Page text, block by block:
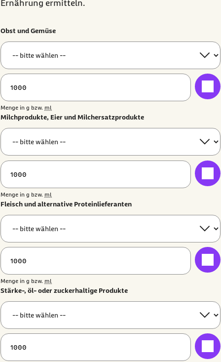
Ernährung ermitteln.
Obst und Gemüse
Menge in g bzw. ml
Milchprodukte, Eier und Milchersatzprodukte
Menge in g bzw. ml
Fleisch und alternative Proteinlieferanten
Menge in g bzw. ml
Stärke-, öl- oder zuckerhaltige Produkte